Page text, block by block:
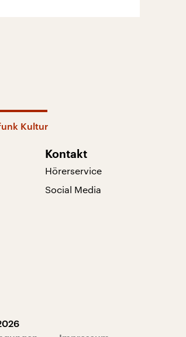
Kultur
Kontakt
Hörerservice
Social Media